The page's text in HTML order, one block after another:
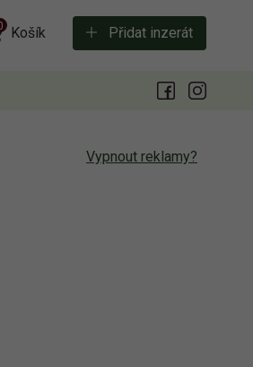
Košík Přidat inzerát
Vypnout reklamy?